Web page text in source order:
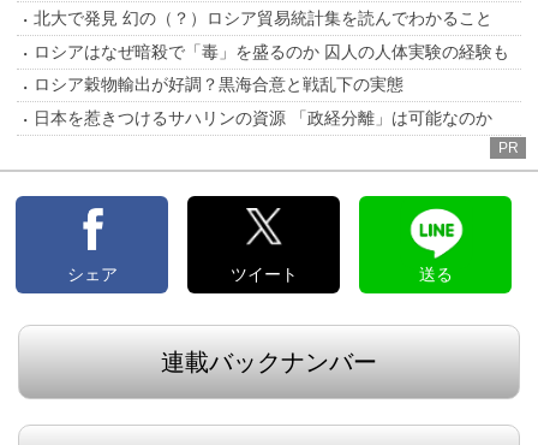
北大で発見 幻の（？）ロシア貿易統計集を読んでわかること
ロシアはなぜ暗殺で「毒」を盛るのか 囚人の人体実験の経験も
ロシア穀物輸出が好調？黒海合意と戦乱下の実態
日本を惹きつけるサハリンの資源 「政経分離」は可能なのか
PR
シェア ツイート 送る
連載バックナンバー